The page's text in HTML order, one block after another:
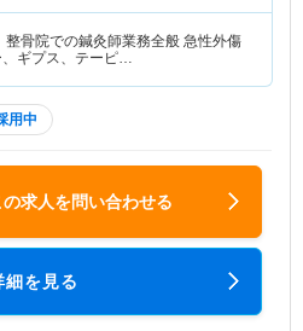
骨院での鍼灸師業務全般 急性外傷
、ギプス、テーピ…
用中
の求人を問い合わせる
細を見る